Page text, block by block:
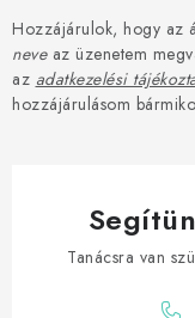
Hozzájárulok, hogy az
neveaz üzenetem
az adatkezelési
hozzájárulásom
Tanácsra van